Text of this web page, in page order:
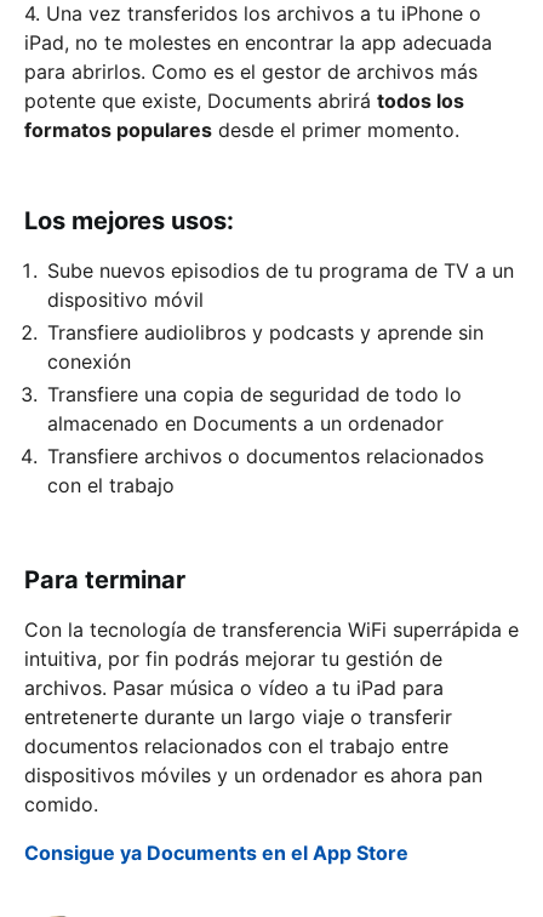
4. Una vez transferidos los archivos a tu iPhone o
iPad, no te molestes en encontrar la app adecuada
para abrirlos. Como es el gestor de archivos más
potente que existe, Documents abrirá todos los
formatos populares desde el primer momento.
Los mejores usos:
Sube nuevos episodios de tu programa de TV a un
dispositivo móvil
Transfiere audiolibros y podcasts y aprende sin
conexión
Transfiere una copia de seguridad de todo lo
almacenado en Documents a un ordenador
Transfiere archivos o documentos relacionados
con el trabajo
Para terminar
Con la tecnología de transferencia WiFi superrápida e
intuitiva, por fin podrás mejorar tu gestión de
archivos. Pasar música o vídeo a tu iPad para
entretenerte durante un largo viaje o transferir
documentos relacionados con el trabajo entre
dispositivos móviles y un ordenador es ahora pan
comido.
Consigue ya Documents en el App Store